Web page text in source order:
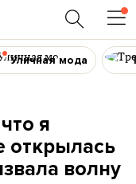
Уличная мода
я
открылась
волну